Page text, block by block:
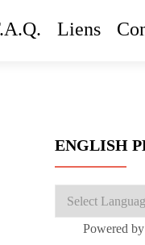
Liens
ENGLISH
Powered by